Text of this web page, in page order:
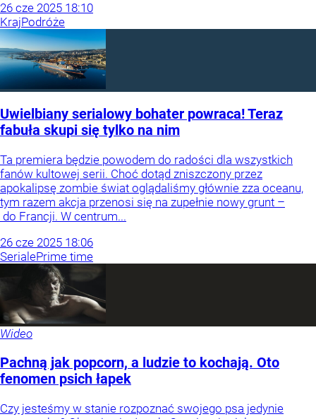
26 cze 2025 18:10
KrajPodróże
Uwielbiany serialowy bohater powraca! Teraz
fabuła skupi się tylko na nim
Ta premiera będzie powodem do radości dla wszystkich
fanów kultowej serii. Choć dotąd zniszczony przez
apokalipsę zombie świat oglądaliśmy głównie zza oceanu,
tym razem akcja przenosi się na zupełnie nowy grunt –
do Francji. W centrum...
26 cze 2025 18:06
SerialePrime time
Wideo
Pachną jak popcorn, a ludzie to kochają. Oto
fenomen psich łapek
Czy jesteśmy w stanie rozpoznać swojego psa jedynie